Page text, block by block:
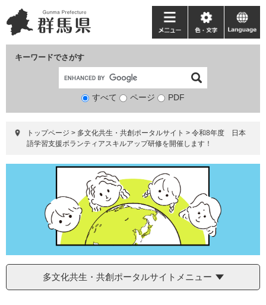
ー
ジ
ニ
ュ
て
キーワードでさがす
検
象
すべて ページ PDF
メ
ニ
ー
色・
文
language
トップページ > 多文化共生・共創ポータルサイト > 令和8年度 日本
語学習支援ボランティアスキルアップ研修を開催します！
多文化共生・共創ポータルサイトメニュー